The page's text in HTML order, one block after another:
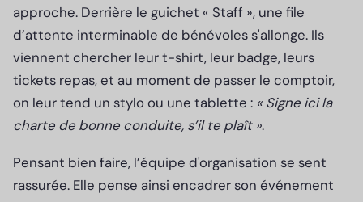
approche. Derrière le guichet « Staff », une file
d’attente interminable de bénévoles s'allonge. Ils
viennent chercher leur t-shirt, leur badge, leurs
tickets repas, et au moment de passer le comptoir,
on leur tend un stylo ou une tablette : « Signe ici la
charte de bonne conduite, s’il te plaît ».
Pensant bien faire, l’équipe d'organisation se sent
rassurée. Elle pense ainsi encadrer son événement